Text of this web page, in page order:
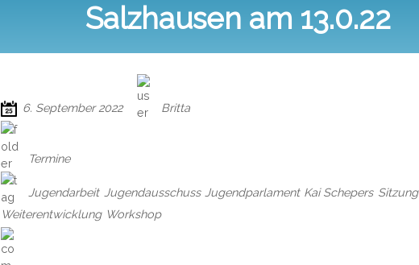
Salzhausen am 13.0.22
6. September 2022 Britta
Termine
Jugendarbeit Jugendausschuss Jugendparlament Kai Schepers Sitzung
Weiterentwicklung Workshop